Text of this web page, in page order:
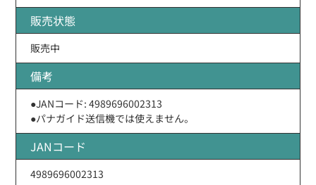
販売状態
販売中
備考
●JANコード: 4989696002313
●パナガイド送信機では使えません。
JANコード
4989696002313